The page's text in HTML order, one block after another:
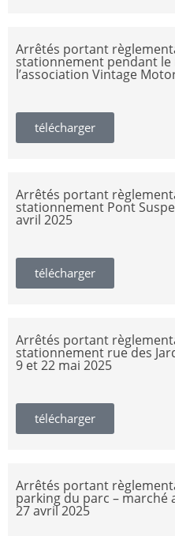
Arrêtés portant
stationnement pendant
l’association Vintage
télécharger
Arrêtés portant
stationnement Pont
avril 2025
télécharger
Arrêtés portant
stationnement rue des
9 et 22 mai 2025
télécharger
Arrêtés portant
parking du parc – marché
27 avril 2025